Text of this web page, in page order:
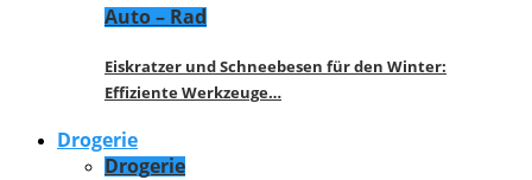
Auto – Rad
Eiskratzer und Schneebesen für den Winter:
Effiziente Werkzeuge…
Drogerie
Drogerie